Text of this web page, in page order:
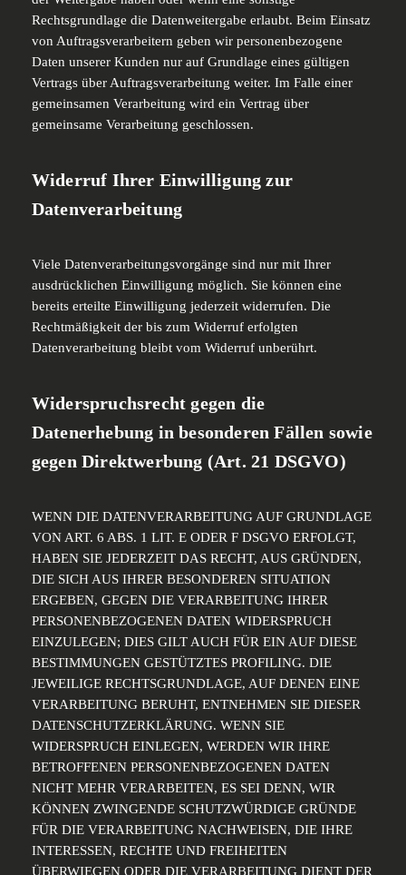
Rechtsgrundlage die Datenweitergabe erlaubt. Beim Einsatz
von Auftragsverarbeitern geben wir personenbezogene
Daten unserer Kunden nur auf Grundlage eines gültigen
Vertrags über Auftragsverarbeitung weiter. Im Falle einer
gemeinsamen Verarbeitung wird ein Vertrag über
gemeinsame Verarbeitung geschlossen.
Widerruf Ihrer Einwilligung zur
Datenverarbeitung
Viele Datenverarbeitungsvorgänge sind nur mit Ihrer
ausdrücklichen Einwilligung möglich. Sie können eine
bereits erteilte Einwilligung jederzeit widerrufen. Die
Rechtmäßigkeit der bis zum Widerruf erfolgten
Datenverarbeitung bleibt vom Widerruf unberührt.
Widerspruchsrecht gegen die
Datenerhebung in besonderen Fällen sowie
gegen Direktwerbung (Art. 21 DSGVO)
WENN DIE DATENVERARBEITUNG AUF GRUNDLAGE
VON ART. 6 ABS. 1 LIT. E ODER F DSGVO ERFOLGT,
HABEN SIE JEDERZEIT DAS RECHT, AUS GRÜNDEN,
DIE SICH AUS IHRER BESONDEREN SITUATION
ERGEBEN, GEGEN DIE VERARBEITUNG IHRER
PERSONENBEZOGENEN DATEN WIDERSPRUCH
EINZULEGEN; DIES GILT AUCH FÜR EIN AUF DIESE
BESTIMMUNGEN GESTÜTZTES PROFILING. DIE
JEWEILIGE RECHTSGRUNDLAGE, AUF DENEN EINE
VERARBEITUNG BERUHT, ENTNEHMEN SIE DIESER
DATENSCHUTZERKLÄRUNG. WENN SIE
WIDERSPRUCH EINLEGEN, WERDEN WIR IHRE
BETROFFENEN PERSONENBEZOGENEN DATEN
NICHT MEHR VERARBEITEN, ES SEI DENN, WIR
KÖNNEN ZWINGENDE SCHUTZWÜRDIGE GRÜNDE
FÜR DIE VERARBEITUNG NACHWEISEN, DIE IHRE
INTERESSEN, RECHTE UND FREIHEITEN
ÜBERWIEGEN ODER DIE VERARBEITUNG DIENT DER